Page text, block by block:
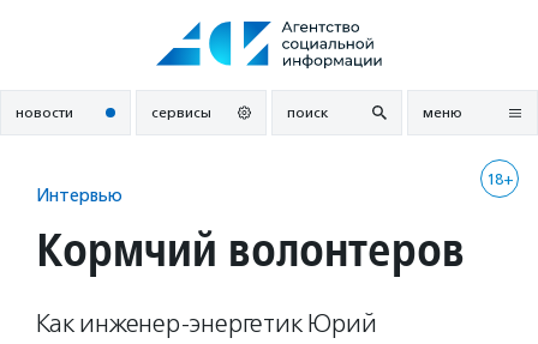
новости сервисы поиск меню
18+
Интервью
Кормчий волонтеров
Как инженер-энергетик Юрий